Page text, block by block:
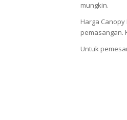
mungkin.
Harga
pemasangan.
Untuk